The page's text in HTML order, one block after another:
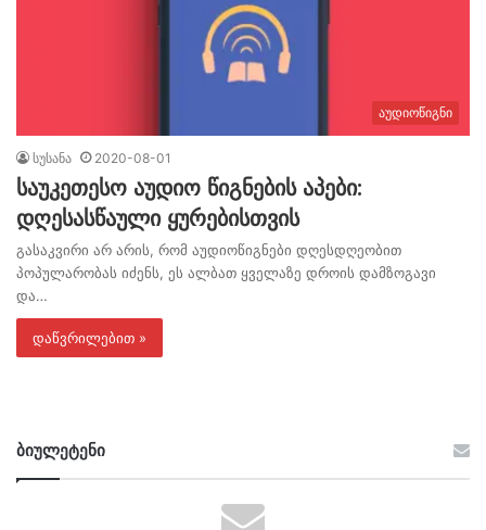
აუდიოწიგნი
სუსანა 2020-08-01
საუკეთესო აუდიო წიგნების აპები:
დღესასწაული ყურებისთვის
გასაკვირი არ არის, რომ აუდიოწიგნები დღესდღეობით
პოპულარობას იძენს, ეს ალბათ ყველაზე დროის დამზოგავი
და…
დაწვრილებით »
ბიულეტენი